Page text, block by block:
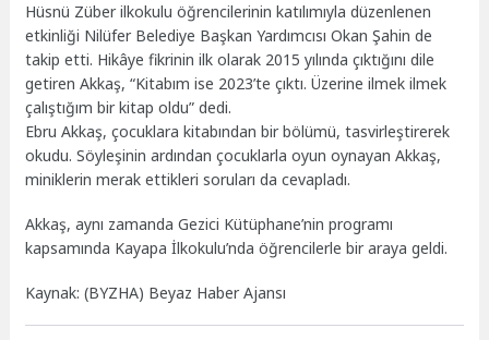
Hüsnü Züber ilkokulu öğrencilerinin katılımıyla düzenlenen
etkinliği Nilüfer Belediye Başkan Yardımcısı Okan Şahin de
takip etti. Hikâye fikrinin ilk olarak 2015 yılında çıktığını dile
getiren Akkaş, “Kitabım ise 2023’te çıktı. Üzerine ilmek ilmek
çalıştığım bir kitap oldu” dedi.
Ebru Akkaş, çocuklara kitabından bir bölümü, tasvirleştirerek
okudu. Söyleşinin ardından çocuklarla oyun oynayan Akkaş,
miniklerin merak ettikleri soruları da cevapladı.
Akkaş, aynı zamanda Gezici Kütüphane’nin programı
kapsamında Kayapa İlkokulu’nda öğrencilerle bir araya geldi.
Kaynak: (BYZHA) Beyaz Haber Ajansı